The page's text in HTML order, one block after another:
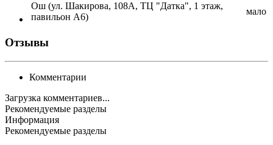
Ош (ул. Шакирова, 108А, ТЦ "Датка", 1 этаж,
павильон А6)
мало
Отзывы
Комментарии
Загрузка комментариев...
Рекомендуемые разделы
Информация
Рекомендуемые разделы